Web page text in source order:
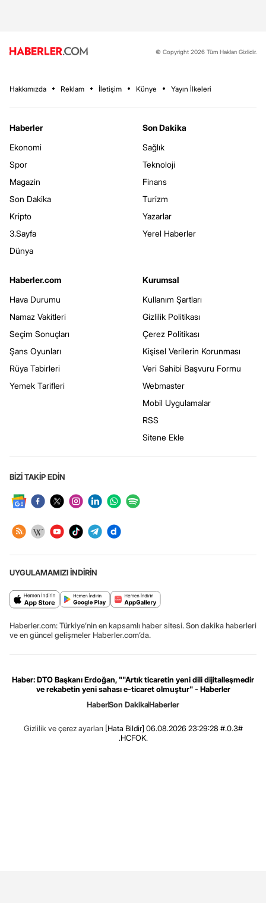
© Copyright 2026 Tüm Hakları Gizlidir.
Hakkımızda Reklam İletişim Künye Yayın İlkeleri
Haberler
Ekonomi
Spor
Magazin
Son Dakika
Kripto
3.Sayfa
Dünya
Son Dakika
Sağlık
Teknoloji
Finans
Turizm
Yazarlar
Yerel Haberler
Haberler.com
Hava Durumu
Namaz Vakitleri
Seçim Sonuçları
Şans Oyunları
Rüya Tabirleri
Yemek Tarifleri
Kurumsal
Kullanım Şartları
Gizlilik Politikası
Çerez Politikası
Kişisel Verilerin Korunması
Veri Sahibi Başvuru Formu
Webmaster
Mobil Uygulamalar
RSS
Sitene Ekle
BİZİ TAKİP EDİN
UYGULAMAMIZI İNDİRİN
Haberler.com: Türkiye’nin en kapsamlı haber sitesi. Son dakika haberleri
ve en güncel gelişmeler Haberler.com’da.
Haber: DTO Başkanı Erdoğan, ""Artık ticaretin yeni dili dijitalleşmedir
ve rekabetin yeni sahası e-ticaret olmuştur" - Haberler
HaberSon DakikaHaberler
Gizlilik ve çerez ayarları [Hata Bildir] 06.08.2026 23:29:28 #.0.3#
.HCFOK.